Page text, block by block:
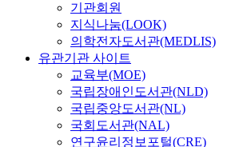
기관회원
지식나눔(LOOK)
의학전자도서관(MEDLIS)
유관기관 사이트
교육부(MOE)
국립장애인도서관(NLD)
국립중앙도서관(NL)
국회도서관(NAL)
연구윤리정보포털(CRE)